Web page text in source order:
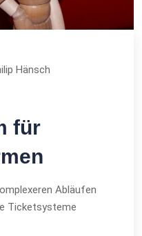
Hänsch
für
Abläufen
Ticketsysteme